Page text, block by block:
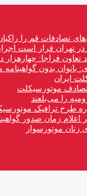
در تهران قرار است
تعاون فراجا:
بدون گواهینامه
ایران
موتورسیکلت
را می‌بلعند
طرح ترافیک
زمان صدور
زنان موتورسوار